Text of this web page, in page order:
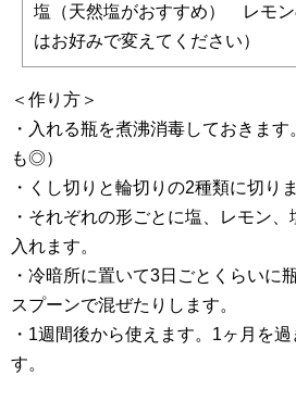
塩（天然塩がおすすめ） レモ
はお好みで変えてください）
＜作り方＞
・入れる瓶を煮沸消毒しておきま
も◎）
・くし切りと輪切りの2種類に切りま
・それぞれの形ごとに塩、レモン
入れます。
・冷暗所に置いて3日ごとくらいに
スプーンで混ぜたりします。
・1週間後から使えます。1ヶ月を
す。